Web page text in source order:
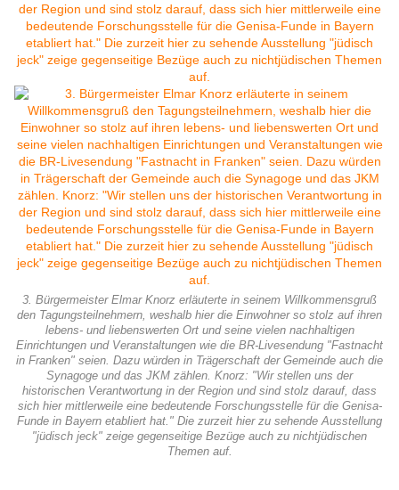
3. Bürgermeister Elmar Knorz erläuterte in seinem Willkommensgruß
den Tagungsteilnehmern, weshalb hier die Einwohner so stolz auf ihren
lebens- und liebenswerten Ort und seine vielen nachhaltigen
Einrichtungen und Veranstaltungen wie die BR-Livesendung "Fastnacht
in Franken" seien. Dazu würden in Trägerschaft der Gemeinde auch die
Synagoge und das JKM zählen. Knorz: "Wir stellen uns der
historischen Verantwortung in der Region und sind stolz darauf, dass
sich hier mittlerweile eine bedeutende Forschungsstelle für die Genisa-
Funde in Bayern etabliert hat." Die zurzeit hier zu sehende Ausstellung
"jüdisch jeck" zeige gegenseitige Bezüge auch zu nichtjüdischen
Themen auf.